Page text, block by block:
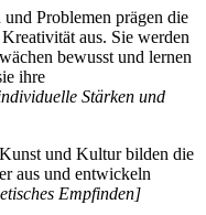
Problemen prägen die
aus. Sie werden
bewusst und lernen
ihre
Stärken und
und Kultur bilden die
aus und entwickeln
Empfinden]